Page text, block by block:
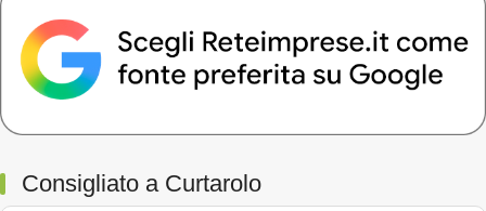
Consigliato a Curtarolo